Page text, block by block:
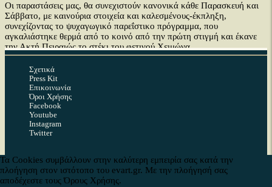
Οι παραστάσεις μας, θα συνεχιστούν κανονικά κάθε Παρασκευή και
Σάββατο, με καινούρια στοιχεία και καλεσμένους-έκπληξη,
συνεχίζοντας το ψυχαγωγικό παρεΐστικο πρόγραμμα, που
αγκαλιάστηκε θερμά από το κοινό από την πρώτη στιγμή και έκανε
την Ακτή Πειραιώς το στέκι του φετινού Χειμώνα.
Σας περιμένουμε!"
Εγκαίνια της ena Αίθουσας Τέχνης
Έφυγε από τη ζωή ο Σάκης Μπουλάς
Twitter
Σχετικά
Press Kit
Επικοινωνία
Όροι Χρήσης
Facebook
Youtube
Instagram
Twitter
Copyright © 2026 Ev Art. Με την επιφύλαξη κάθε δικαιώματος. |
Τα Cookies συμβάλλουν στην καλύτερη εμπειρία σας κατά την
πλοήγηση στον ιστότοπο του evart.gr. Με την πλοήγησή σας
αποδέχεστε τους Όρους Χρήσης.